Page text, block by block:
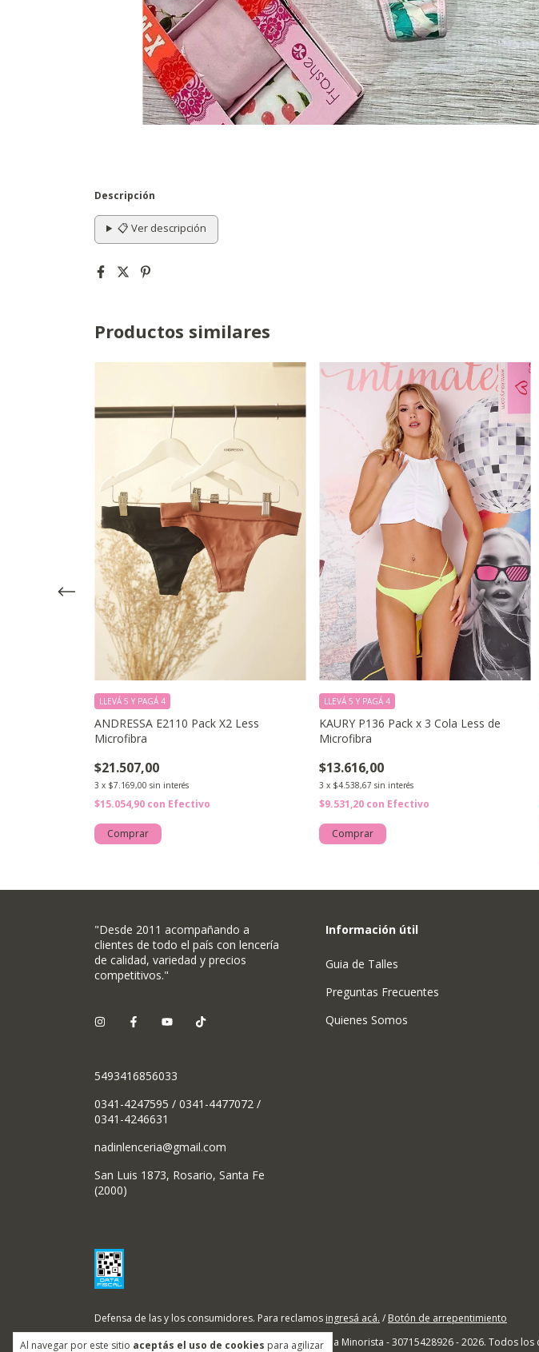
Al navegar por este sitio aceptás el uso de cookies para agilizar
Descripción
📋 Ver descripción
Productos similares
ANDRESSA E2110 Pack X2 Less
Microfibra
$21.507,00
3 x $7.169,00 sin interés
LLEVÁ 5 Y PAGÁ 4
$15.054,90 con Efectivo
Comprar
KAURY P136 Pack x 3 Cola Less de
Microfibra
$13.616,00
3 x $4.538,67 sin interés
LLEVÁ 5 Y PAGÁ 4
$9.531,20 con Efectivo
Comprar
"Desde 2011 acompañando a
clientes de todo el país con lencería
de calidad, variedad y precios
competitivos."
5493416856033
0341-4247595 / 0341-4477072 /
0341-4246631
nadinlenceria@gmail.com
San Luis 1873, Rosario, Santa Fe
(2000)
Información útil
Guia de Talles
Preguntas Frecuentes
Quienes Somos
Defensa de las y los consumidores. Para reclamos ingresá acá. / Botón de arrepentimiento
Copyright Nadin Lenceria Minorista - 30715428926 - 2026. Todos